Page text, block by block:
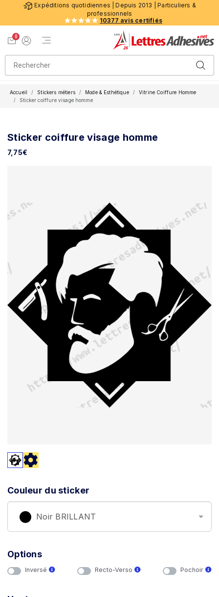
Expéditions quotidiennes | Depuis 2013 | Particuliers &
professionnels
10377 avis certifiés
0
Menu de navigation
Accueil Stickers métiers Mode & Esthétique
Vitrine Coiffure Homme
Sticker coiffure visage homme
Sticker coiffure visage homme
7,75€
Couleur du sticker
Noir BRILLANT
Options
Inversé Recto-Verso Pochoir